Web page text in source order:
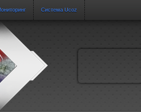
Система Ucoz